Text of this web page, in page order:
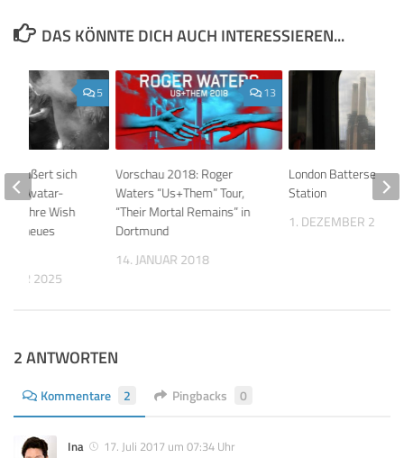
DAS KÖNNTE DICH AUCH INTERESSIEREN...
13
Vorschau 2018: Roger
Waters “Us+Them” Tour,
“Their Mortal Remains” in
Dortmund
14. JANUAR 2018
London Battersea
Station
1. DEZEMBER 2007
5
äußert sich
Avatar-
Jahre Wish
neues
2025
2 ANTWORTEN
Kommentare 2 Pingbacks 0
Ina
17. Juli 2017 um 07:34 Uhr